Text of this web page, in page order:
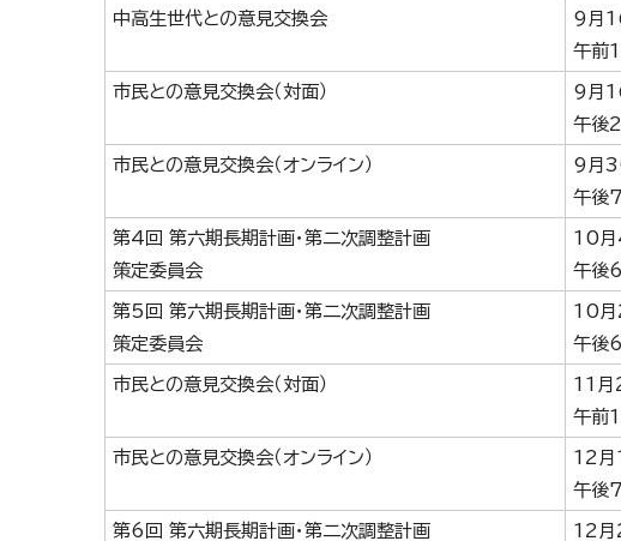
中高生世代との意見交換会
9月
午前
市民との意見交換会（対面）
9月
午後
市民との意見交換会（オンライン）
9月
午後
第4回 第六期長期計画・第二次調整計画
策定委員会
10月
午後
第5回 第六期長期計画・第二次調整計画
策定委員会
10月
午後
市民との意見交換会（対面）
11月
午前
市民との意見交換会（オンライン）
12月
午後
第6回 第六期長期計画・第二次調整計画
12月